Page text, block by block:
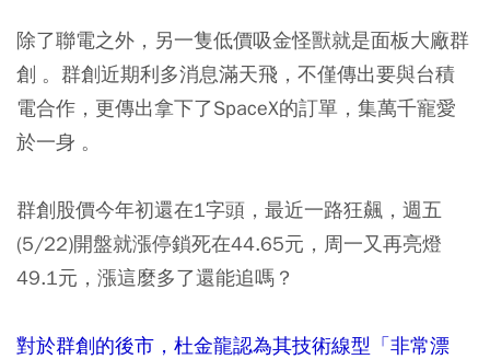
除了聯電之外，另一隻低價吸金怪獸就是面板大廠群
創 。群創近期利多消息滿天飛，不僅傳出要與台積
電合作，更傳出拿下了SpaceX的訂單，集萬千寵愛
於一身 。
群創股價今年初還在1字頭，最近一路狂飆，週五
(5/22)開盤就漲停鎖死在44.65元，周一又再亮燈
49.1元，漲這麼多了還能追嗎？
對於群創的後市，杜金龍認為其技術線型「非常漂